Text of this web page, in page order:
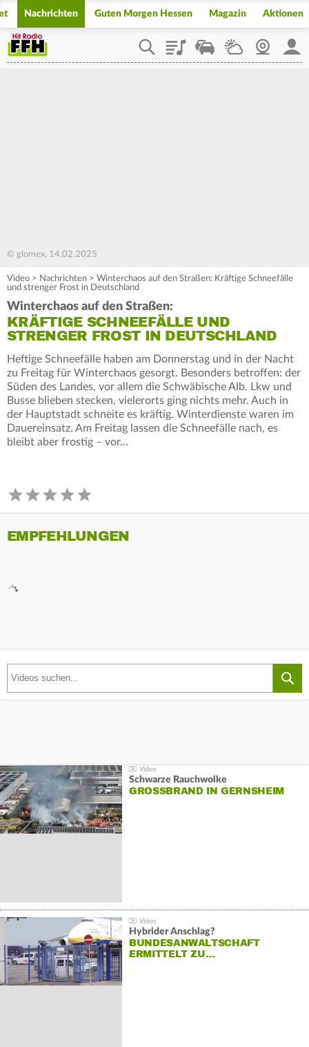
Nachrichten Guten Morgen Hessen Magazin Aktionen
PlaylistStaupilotWetterWebcam
© glomex, 14.02.2025
Video > Nachrichten > Winterchaos auf den Straßen: Kräftige Schneefälle
und strenger Frost in Deutschland
Winterchaos auf den Straßen:
KRÄFTIGE SCHNEEFÄLLE UND
STRENGER FROST IN DEUTSCHLAND
Heftige Schneefälle haben am Donnerstag und in der Nacht
zu Freitag für Winterchaos gesorgt. Besonders betroffen: der
Süden des Landes, vor allem die Schwäbische Alb. Lkw und
Busse blieben stecken, vielerorts ging nichts mehr. Auch in
der Hauptstadt schneite es kräftig. Winterdienste waren im
Dauereinsatz. Am Freitag lassen die Schneefälle nach, es
bleibt aber frostig – vor…
EMPFEHLUNGEN
Schwarze Rauchwolke
GROSSBRAND IN GERNSHEIM
Hybrider Anschlag?
BUNDESANWALTSCHAFT
ERMITTELT ZU…